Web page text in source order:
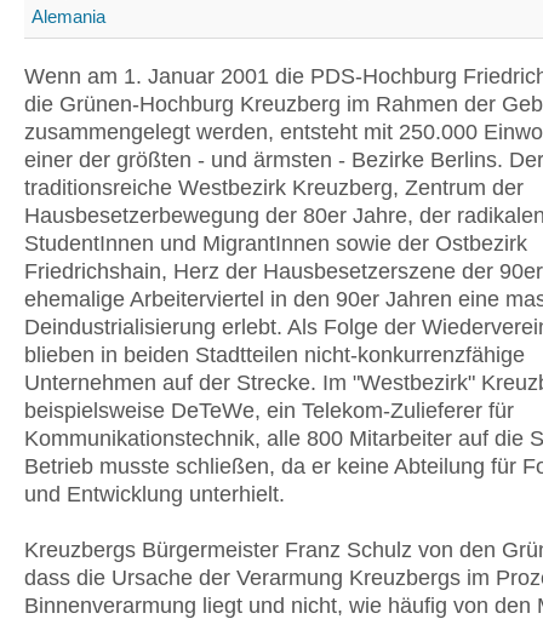
Alemania
Wenn am 1. Januar 2001 die PDS-Hochburg
die Grünen-Hochburg Kreuzberg im Rahmen der
zusammengelegt werden, entsteht mit 250.000
einer der größten - und ärmsten - Bezirke Berlins. Der
traditionsreiche Westbezirk Kreuzberg, Zentrum der
Hausbesetzerbewegung der 80er Jahre, der
StudentInnen und MigrantInnen sowie der Ostbezirk
Friedrichshain, Herz der Hausbesetzerszene der
ehemalige Arbeiterviertel in den 90er Jahren eine
Deindustrialisierung erlebt. Als Folge der
blieben in beiden Stadtteilen nicht-konkurrenzfähige
Unternehmen auf der Strecke. Im "Westbezirk"
beispielsweise DeTeWe, ein Telekom-Zulieferer für
Kommunikationstechnik, alle 800 Mitarbeiter auf die
Betrieb musste schließen, da er keine Abteilung für
und Entwicklung unterhielt.
Kreuzbergs Bürgermeister Franz Schulz von den
dass die Ursache der Verarmung Kreuzbergs im
Binnenverarmung liegt und nicht, wie häufig von den